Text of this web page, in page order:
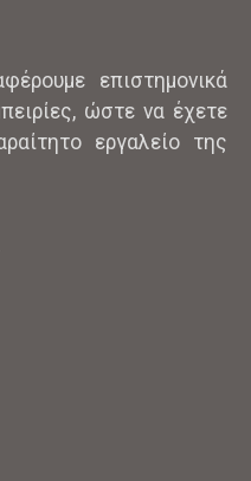
επιστημονικά
ώστε να έχετε
εργαλείο της